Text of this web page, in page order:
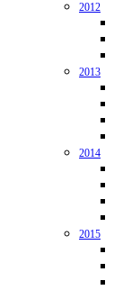
2012
2013
2014
2015